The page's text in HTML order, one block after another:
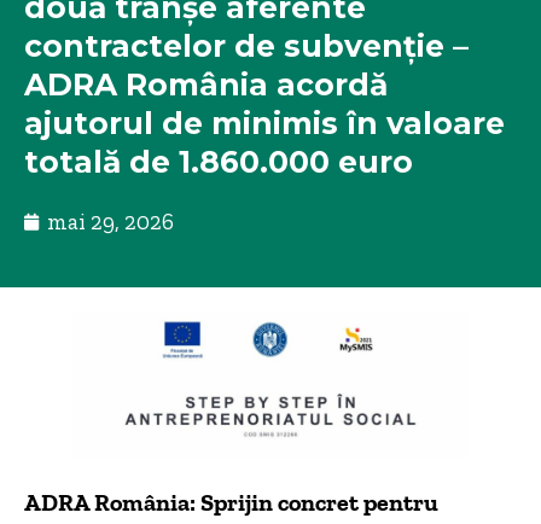
contractelor de subvenție –
ADRA România acordă
ajutorul de minimis în valoare
totală de 1.860.000 euro
mai 29, 2026
ADRA România: Sprijin concret pentru